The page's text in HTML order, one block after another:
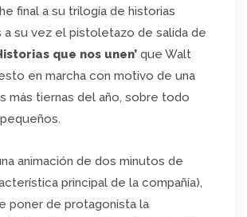
final a su trilogía de historias
a su vez el pistoletazo de salida de
que nos unen’ que Walt
en marcha con motivo de una
más tiernas del año, sobre todo
animación de dos minutos de
principal de la compañía),
poner de protagonista la